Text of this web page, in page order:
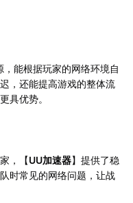
能根据玩家的网络环境自
，还能提高游戏的整体流
具优势。
，【UU加速器】提供了稳
时常见的网络问题，让战